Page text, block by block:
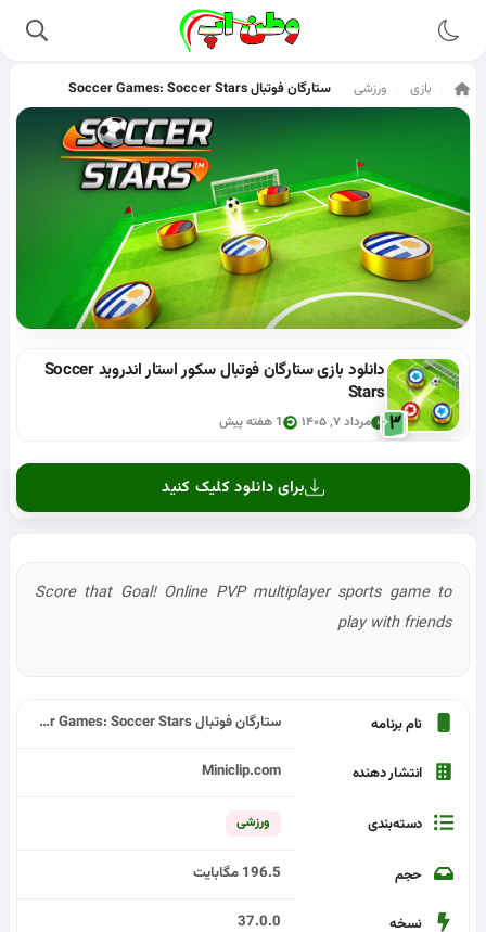
بازی ورزشی ستارگان فوتبال Soccer Games: Soccer Stars
دانلود بازی ستارگان فوتبال سکور استار اندروید Soccer
Stars
مرداد ۷, ۱۴۰۵ 1 هفته پیش
برای دانلود کلیک کنید
Score that Goal! Online PVP multiplayer sports game to
play with friends
نام برنامه ستارگان فوتبال Soccer Games: Soccer Stars
انتشار دهنده Miniclip.com
دسته‌بندی ورزشی
حجم 196.5 مگابایت
نسخه 37.0.0